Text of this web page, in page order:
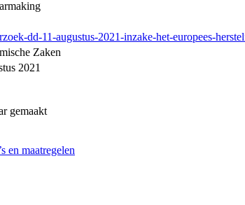
dd-11-augustus-2021-inzake-het-europees-
Zaken
2021
gemaakt
en maatregelen